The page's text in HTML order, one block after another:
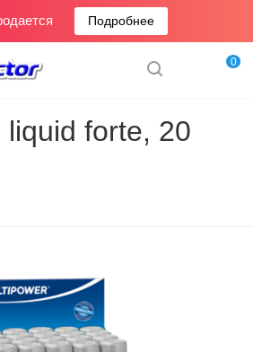
Подробнее
0
liquid forte, 20